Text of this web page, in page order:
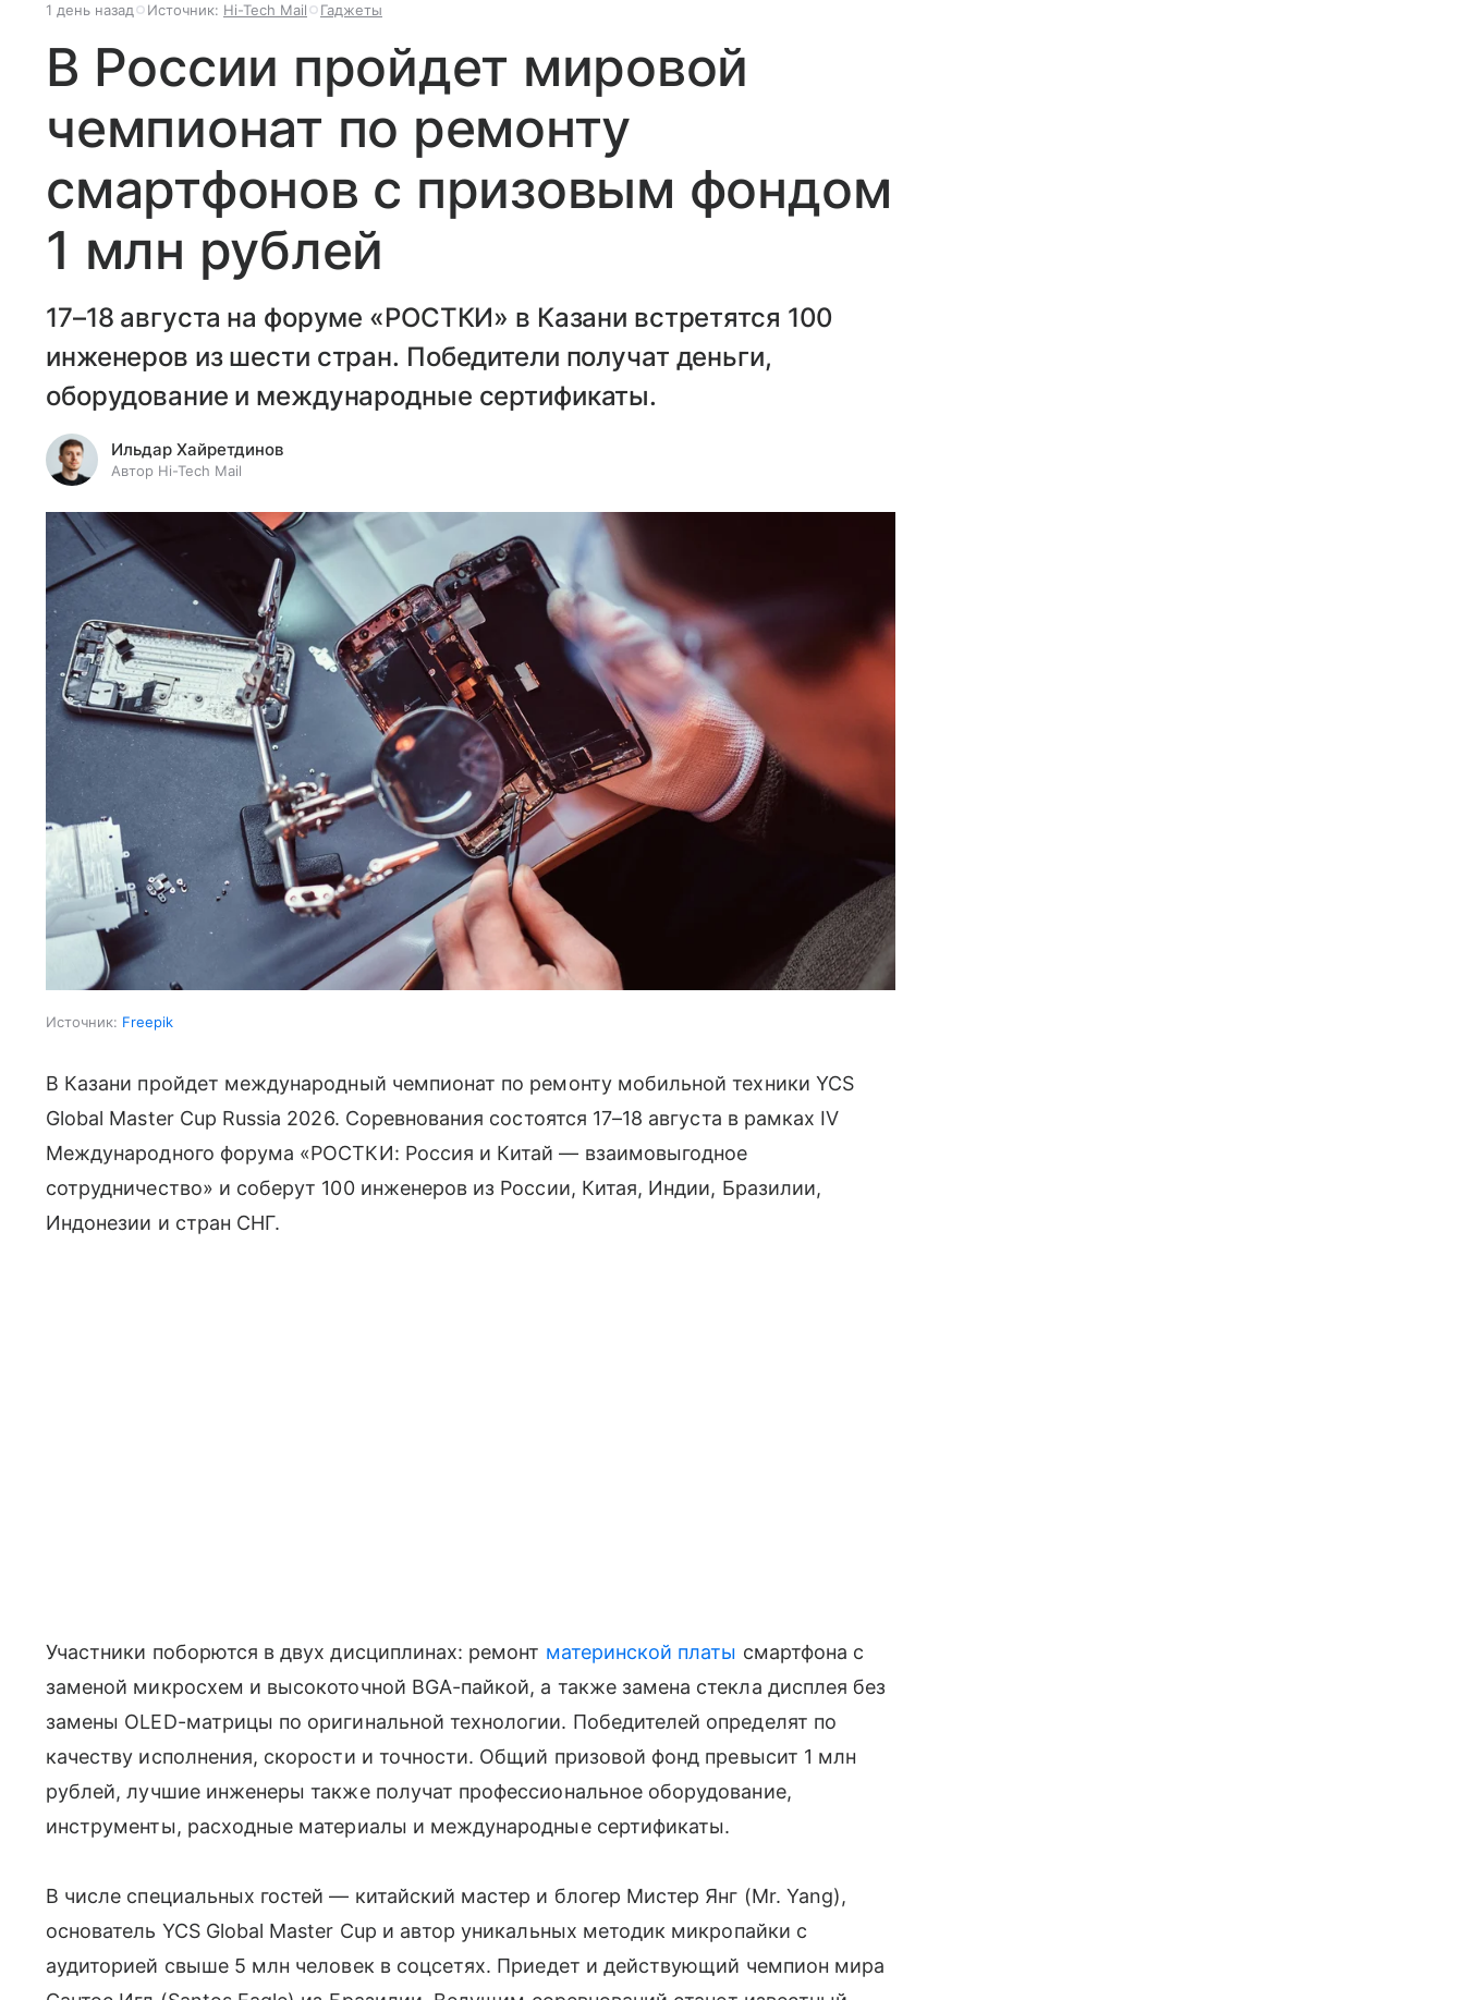
1 день назад Источник: Hi-Tech Mail Гаджеты
В России пройдет мировой
чемпионат по ремонту
смартфонов с призовым фондом
1 млн рублей
17–18 августа на форуме «РОСТКИ» в Казани встретятся 100
инженеров из шести стран. Победители получат деньги,
оборудование и международные сертификаты.
Ильдар Хайретдинов
Автор Hi-Tech Mail
Источник: Freepik
В Казани пройдет международный чемпионат по ремонту мобильной техники YCS
Global Master Cup Russia 2026. Соревнования состоятся 17–18 августа в рамках IV
Международного форума «РОСТКИ: Россия и Китай — взаимовыгодное
сотрудничество» и соберут 100 инженеров из России, Китая, Индии, Бразилии,
Индонезии и стран СНГ.
Участники поборются в двух дисциплинах: ремонт материнской платы смартфона с
заменой микросхем и высокоточной BGA-пайкой, а также замена стекла дисплея без
замены OLED-матрицы по оригинальной технологии. Победителей определят по
качеству исполнения, скорости и точности. Общий призовой фонд превысит 1 млн
рублей, лучшие инженеры также получат профессиональное оборудование,
инструменты, расходные материалы и международные сертификаты.
В числе специальных гостей — китайский мастер и блогер Мистер Янг (Mr. Yang),
основатель YCS Global Master Cup и автор уникальных методик микропайки с
аудиторией свыше 5 млн человек в соцсетях. Приедет и действующий чемпион мира